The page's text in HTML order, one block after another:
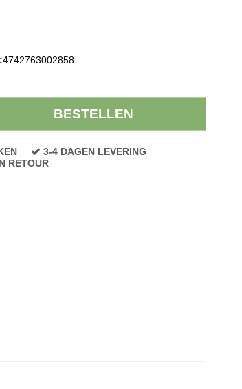
4742763002858
BESTELLEN
3-4 DAGEN LEVERING
RETOUR